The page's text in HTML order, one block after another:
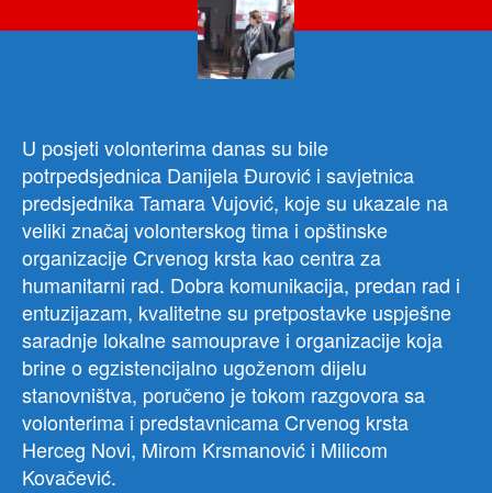
U posjeti volonterima danas su bile
potrpedsjednica Danijela Đurović i savjetnica
predsjednika Tamara Vujović, koje su ukazale na
veliki značaj volonterskog tima i opštinske
organizacije Crvenog krsta kao centra za
humanitarni rad. Dobra komunikacija, predan rad i
entuzijazam, kvalitetne su pretpostavke uspješne
saradnje lokalne samouprave i organizacije koja
brine o egzistencijalno ugoženom dijelu
stanovništva, poručeno je tokom razgovora sa
volonterima i predstavnicama Crvenog krsta
Herceg Novi, Mirom Krsmanović i Milicom
Kovačević.